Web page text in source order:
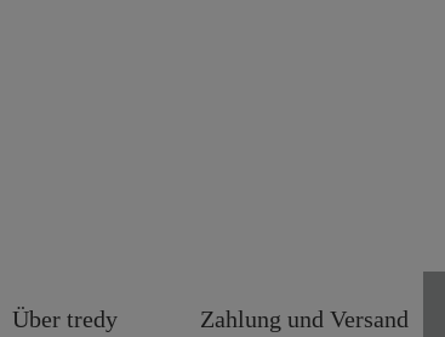
Über tredy Zahlung und Versand